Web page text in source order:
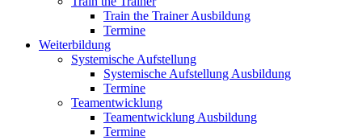
Train the Trainer Ausbildung
Termine
Weiterbildung
Systemische Aufstellung
Systemische Aufstellung Ausbildung
Termine
Teamentwicklung
Teamentwicklung Ausbildung
Termine